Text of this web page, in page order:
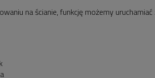
na ścianie, funkcję możemy